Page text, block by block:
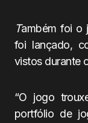
Também foi o
foi lançado,
vistos durante
“O jogo
portfólio de